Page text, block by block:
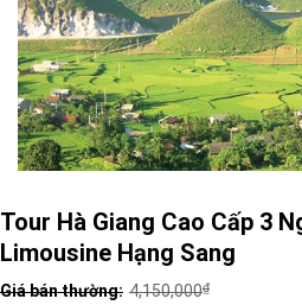
Tour Hà Giang Cao Cấp 3
Limousine Hạng Sang
4,150,000₫